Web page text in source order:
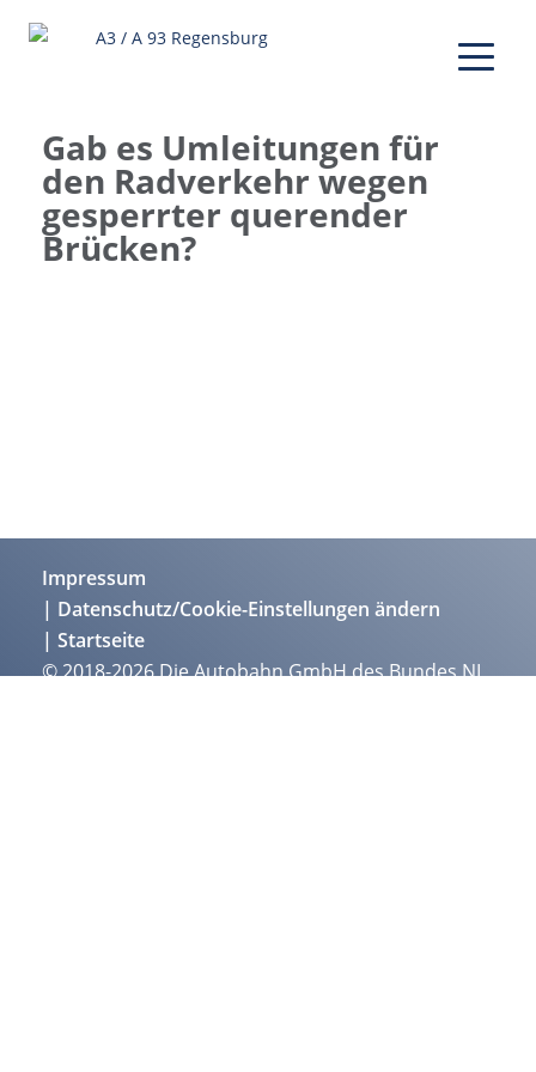
Gab es Umleitungen für
den Radverkehr wegen
gesperrter querender
Brücken?
Impressum
Datenschutz/Cookie-Einstellungen ändern
Startseite
© 2018-2026 Die Autobahn GmbH des Bundes NL